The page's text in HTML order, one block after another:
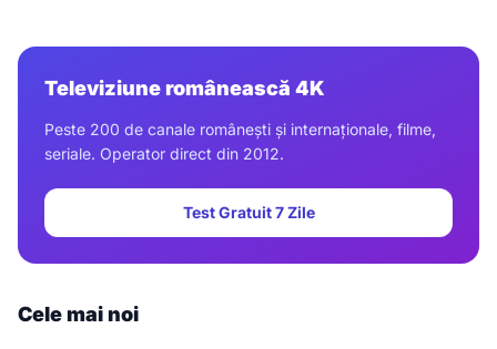
Televiziune românească 4K
Peste 200 de canale românești și internaționale, filme,
seriale. Operator direct din 2012.
Test Gratuit 7 Zile
Cele mai noi